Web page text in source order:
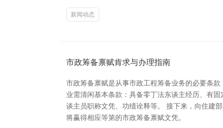
新闻动态
市政筹备禀赋肯求与办理指南
市政筹备禀赋是从事市政工程筹备业务的必要条
业需清闲基本条款：具备零丁法东谈主经历、有
谈主员职称文凭、功绩诠释等。 接下来，向住建
将赢得相应等第的市政筹备禀赋文凭。